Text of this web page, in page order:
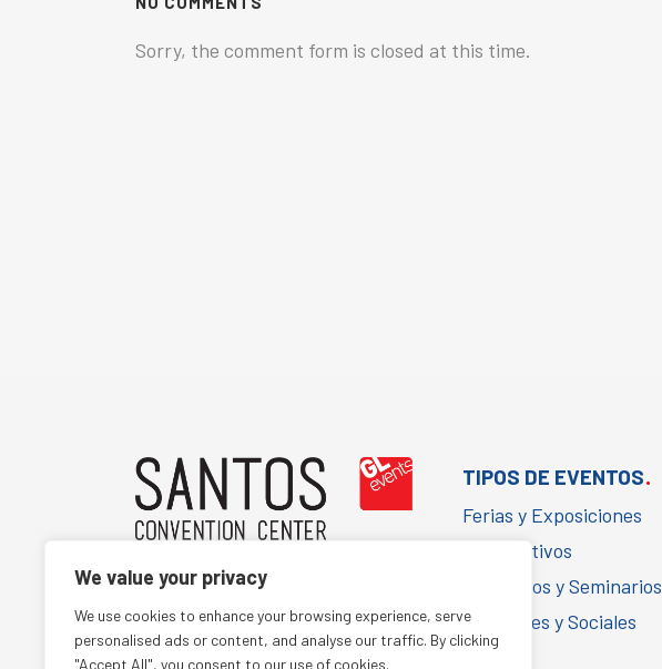
We value your privacy
We use cookies to enhance your browsing experience, serve
personalised ads or content, and analyse our traffic. By clicking
"Accept All", you consent to our use of cookies.
Sorry, the comment form is closed at this time.
(+55 11) 5067-1652
comercialsantos@glbr.com.br
TIPOS DE EVENTOS.
Ferias y Exposiciones
Corporativos
Congresos y Seminarios
Culturales y Sociales